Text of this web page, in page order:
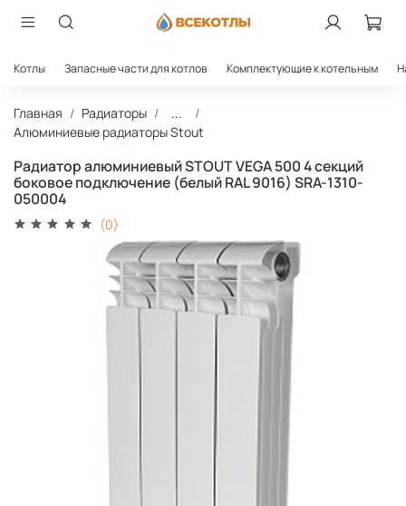
Котлы Запасные части для котлов Комплектующие к котельным
Главная Радиаторы
...
Алюминиевые радиаторы Stout
Радиатор алюминиевый STOUT VEGA 500 4 секций
боковое подключение (белый RAL 9016) SRA-1310-
050004
(0)